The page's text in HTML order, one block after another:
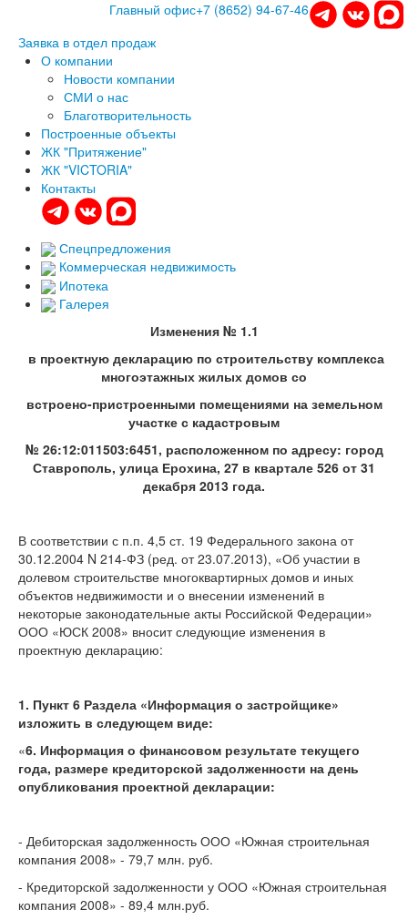
Главный офис+7 (8652) 94-67-46
Заявка в отдел продаж
О компании
Новости компании
СМИ о нас
Благотворительность
Построенные объекты
ЖК "Притяжение"
ЖК "VICTORIA"
Контакты
Спецпредложения
Коммерческая недвижимость
Ипотека
Галерея
Изменения № 1.1
в проектную декларацию по строительству комплекса
многоэтажных жилых домов со
встроено-пристроенными помещениями на земельном
участке с кадастровым
№ 26:12:011503:6451, расположенном по адресу: город
Ставрополь, улица Ерохина, 27 в квартале 526 от 31
декабря 2013 года.
В соответствии с п.п. 4,5 ст. 19 Федерального закона от
30.12.2004 N 214-ФЗ (ред. от 23.07.2013), «Об участии в
долевом строительстве многоквартирных домов и иных
объектов недвижимости и о внесении изменений в
некоторые законодательные акты Российской Федерации»
ООО «ЮСК 2008» вносит следующие изменения в
проектную декларацию:
1. Пункт 6 Раздела «Информация о застройщике»
изложить в следующем виде:
«6. Информация о финансовом результате текущего
года, размере кредиторской задолженности на день
опубликования проектной декларации:
- Дебиторская задолженность ООО «Южная строительная
компания 2008» - 79,7 млн. руб.
- Кредиторской задолженности у ООО «Южная строительная
компания 2008» - 89,4 млн.руб.